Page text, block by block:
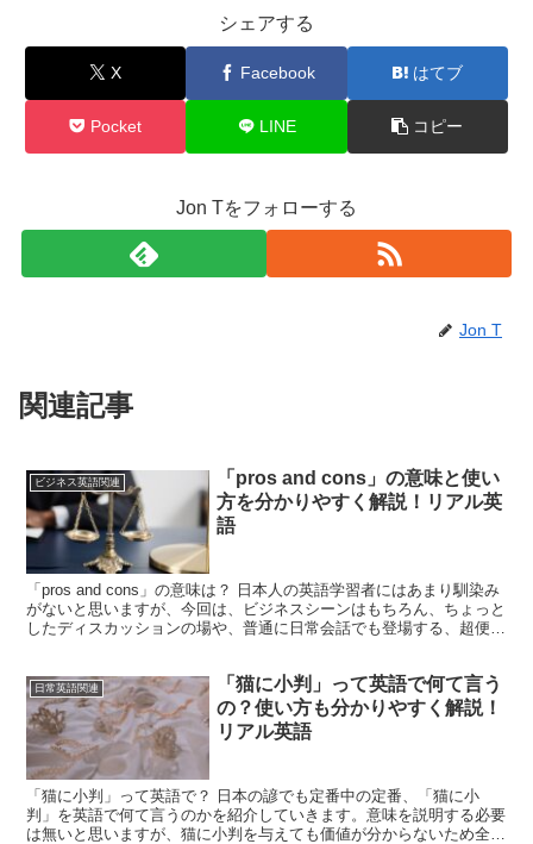
シェアする
X Facebook はてブ
Pocket LINE コピー
Jon Tをフォローする
Jon T
関連記事
ビジネス英語関連
「pros and cons」の意味と使い
方を分かりやすく解説！リアル英
語
「pros and cons」の意味は？ 日本人の英語学習者にはあまり馴染み
がないと思いますが、今回は、ビジネスシーンはもちろん、ちょっと
したディスカッションの場や、普通に日常会話でも登場する、超便利
日常英語関連
「猫に小判」って英語で何て言う
の？使い方も分かりやすく解説！
リアル英語
「猫に小判」って英語で？ 日本の諺でも定番中の定番、「猫に小
判」を英語で何て言うのかを紹介していきます。意味を説明する必要
は無いと思いますが、猫に小判を与えても価値が分からないため全く